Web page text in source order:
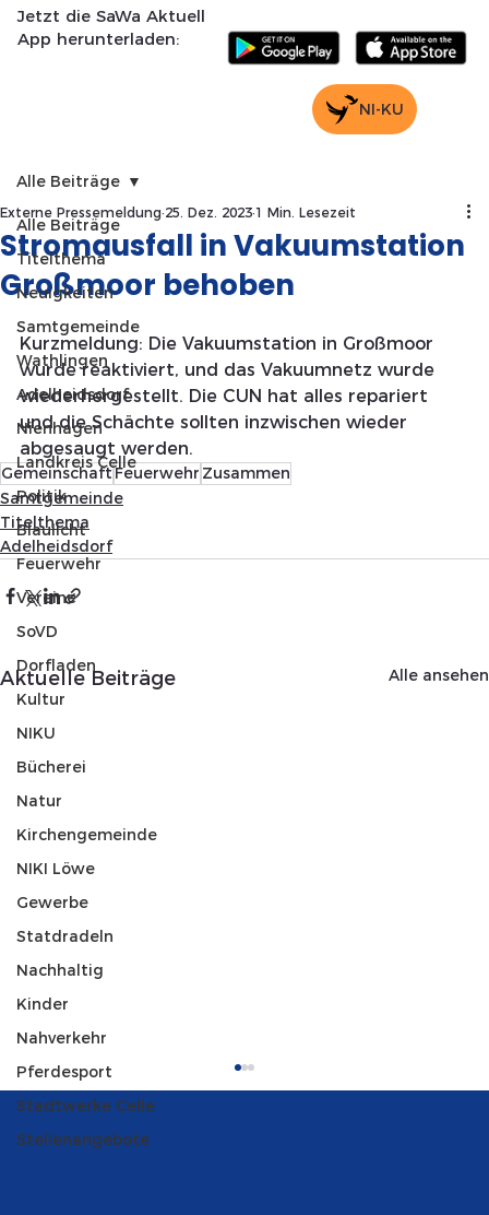
Jetzt die SaWa Aktuell
App herunterladen:
NI-KU
Alle Beiträge
Titelthema
Neuigkeiten
Samtgemeinde
Wathlingen
Adelheidsdorf
Nienhagen
Landkreis Celle
Politik
Blaulicht
Feuerwehr
Vereine
SoVD
Dorfladen
Kultur
NIKU
Bücherei
Natur
Kirchengemeinde
NIKI Löwe
Gewerbe
Statdradeln
Nachhaltig
Kinder
Nahverkehr
Pferdesport
Stadtwerke Celle
Stellenangebote
Alle Beiträge
Stromausfall in Vakuumstation
Großmoor behoben
Externe Pressemeldung 25. Dez. 2023 1 Min. Lesezeit
Kurzmeldung: Die Vakuumstation in Großmoor
wurde reaktiviert, und das Vakuumnetz wurde
wiederhergestellt. Die CUN hat alles repariert
und die Schächte sollten inzwischen wieder
abgesaugt werden.
GemeinschaftFeuerwehr Zusammen
Samtgemeinde
Titelthema
Adelheidsdorf
Aktuelle Beiträge Alle ansehen